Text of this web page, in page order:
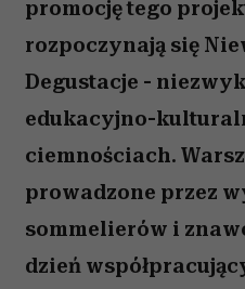
promocję tego
rozpoczynają się
Degustacje -
edukacyjno-
ciemnościach.
prowadzone przez
sommelierów i
dzień